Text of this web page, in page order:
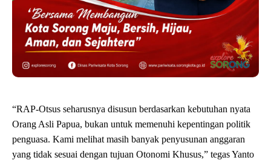
“RAP-Otsus seharusnya disusun berdasarkan kebutuhan nyata
Orang Asli Papua, bukan untuk memenuhi kepentingan politik
penguasa. Kami melihat masih banyak penyusunan anggaran
yang tidak sesuai dengan tujuan Otonomi Khusus,” tegas Yanto